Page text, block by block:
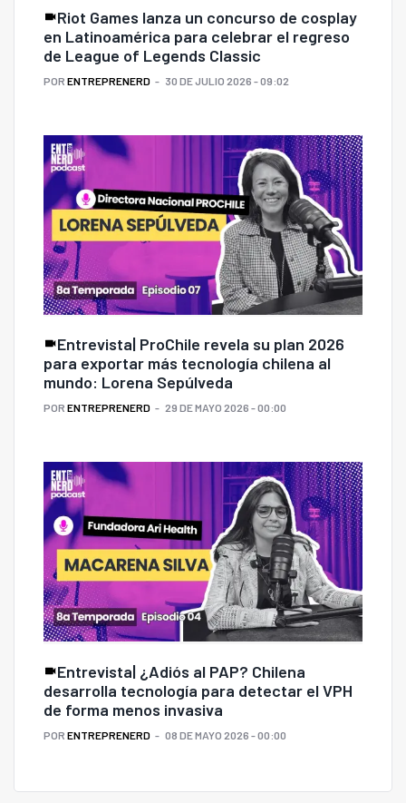
Riot Games lanza un concurso de cosplay
en Latinoamérica para celebrar el regreso
de League of Legends Classic
POR ENTREPRENERD 30 DE JULIO 2026 - 09:02
Entrevista| ProChile revela su plan 2026
para exportar más tecnología chilena al
mundo: Lorena Sepúlveda
POR ENTREPRENERD 29 DE MAYO 2026 - 00:00
Entrevista| ¿Adiós al PAP? Chilena
desarrolla tecnología para detectar el VPH
de forma menos invasiva
POR ENTREPRENERD 08 DE MAYO 2026 - 00:00